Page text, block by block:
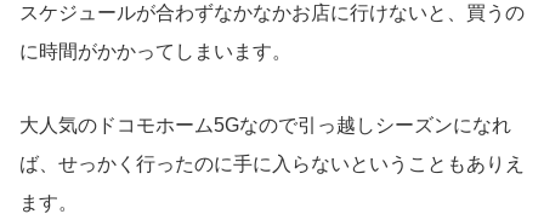
スケジュールが合わずなかなかお店に行けないと、買うの
に時間がかかってしまいます。
大人気のドコモホーム5Gなので引っ越しシーズンになれ
ば、せっかく行ったのに手に入らないということもありえ
ます。